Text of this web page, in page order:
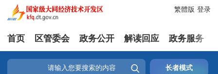
登录
繁體版
首页 区管委会 政务公开 解读回应 政务服务
 长者模式